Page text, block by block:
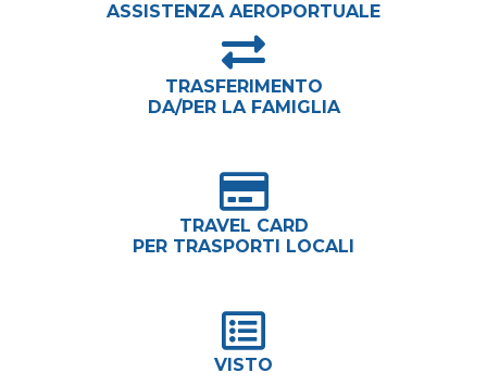
ASSISTENZA AEROPORTUALE
TRASFERIMENTO
DA/PER LA FAMIGLIA
TRAVEL CARD
PER TRASPORTI LOCALI
VISTO